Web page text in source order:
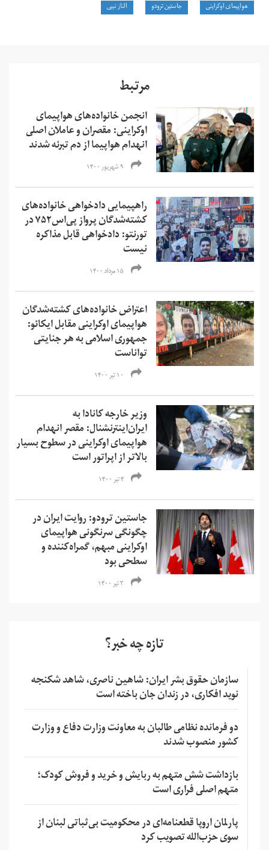
هواپیمای اوکراینی جاستین ترودو الناز نبیی
مرتبط
انجمن خانواده‌های هواپیمای
اوکراینی: مقصران و عاملان اصلی
انهدام هواپیما از دم تبرئه شدند
۹ شهریور ۱۴۰۰
راهپیمایی دادخواهی خانواده‌های
کشته‌شدگان پرواز پی‌اس۷۵۲ در
تورنتو: دادخواهی قابل مذاکره
نیست
۱۵ مرداد ۱۴۰۰
اعتراض خانواده‌های کشته‌شدگان
هواپیمای اوکراینی مقابل ایکائو:
جمهوری اسلامی به هر جنایتی
تواناست
۱۰ تیر ۱۴۰۰
وزیر خارجه کانادا به
ایران‌اینترنشنال: مقصر انهدام
هواپیمای اوکراینی در سطوح بسیار
بالاتر از اپراتور است
۴ تیر ۱۴۰۰
جاستین ترودو: روایت ایران در
چگونگی سرنگونی هواپیمای
اوکراینی مبهم، گمراه‌کننده و
سطحی بود
۳ تیر ۱۴۰۰
تازه چه خبر؟
سازمان حقوق بشر ایران: شاهین ناصری، شاهد شکنجه
نوید افکاری، در زندان جان باخته است
دو فرمانده نظامی طالبان به معاونت وزارت دفاع و وزارت
کشور منصوب شدند
بازداشت شش متهم به ربایش و خرید و فروش کودک؛
متهم اصلی فراری است
پارلمان اروپا قطعنامه‌ای در محکومیت بی‌ثباتی لبنان از
سوی حزب‌الله تصویب کرد